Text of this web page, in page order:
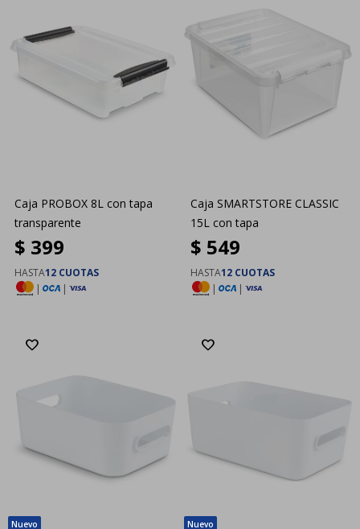
Caja PROBOX 8L con tapa
transparente
$ 399
HASTA12 CUOTAS
|
|
Caja SMARTSTORE CLASSIC
15L con tapa
$ 549
HASTA12 CUOTAS
|
|